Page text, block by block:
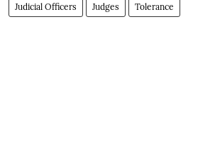
Judicial Officers Judges Tolerance